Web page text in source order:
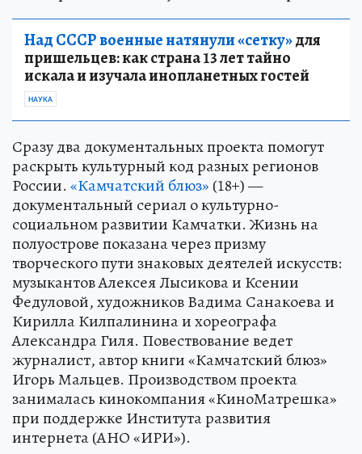
Над СССР военные натянули «сетку»для
пришельцев: как страна 13 лет тайно
искала и изучала инопланетных гостей
НАУКА
Сразу два документальных проекта помогут
раскрыть культурный код разных регионов
России. «Камчатский блюз» (18+) —
документальный сериал о культурно-
социальном развитии Камчатки. Жизнь на
полуострове показана через призму
творческого пути знаковых деятелей искусств:
музыкантов Алексея Лысикова и Ксении
Федуловой, художников Вадима Санакоева и
Кирилла Килпалинина и хореографа
Александра Гиля. Повествование ведет
журналист, автор книги «Камчатский блюз»
Игорь Мальцев. Производством проекта
занималась кинокомпания «КиноМатрешка»
при поддержке Института развития
интернета (АНО «ИРИ»).